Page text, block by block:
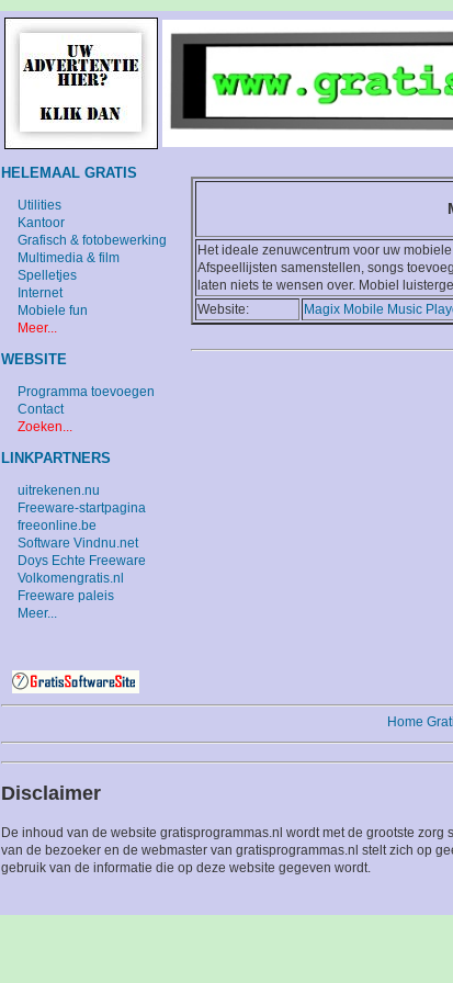
Het ideale zenuwcentrum voor uw
Afspeellijsten samenstellen, songs
laten niets te wensen over. Mobiel
Website:
Magix Mobile Music
HELEMAAL GRATIS
Utilities
Kantoor
Grafisch & fotobewerking
Multimedia & film
Spelletjes
Internet
Mobiele fun
Meer...
WEBSITE
Programma toevoegen
Contact
Zoeken...
LINKPARTNERS
uitrekenen.nu
Freeware-startpagina
freeonline.be
Software Vindnu.net
Doys Echte Freeware
Volkomengratis.nl
Freeware paleis
Meer...
Home
Disclaimer
De inhoud van de website gratisprogrammas.nl wordt met de grootste
van de bezoeker en de webmaster van gratisprogrammas.nl stelt zich op
gebruik van de informatie die op deze website gegeven wordt.